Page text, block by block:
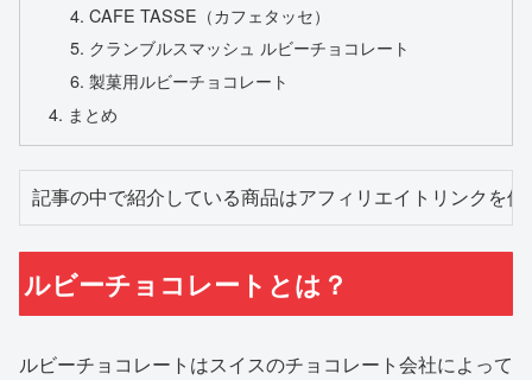
CAFE TASSE（カフェタッセ）
クランブルスマッシュ ルビーチョコレート
製菓用ルビーチョコレート
まとめ
記事の中で紹介している商品はアフィリエイトリンクを
ルビーチョコレートとは？
ルビーチョコレートはスイスのチョコレート会社によって